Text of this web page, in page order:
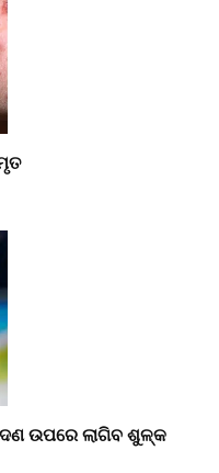
ଉପରେ ଲାଗିବ ଶୁଳ୍କ